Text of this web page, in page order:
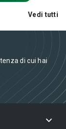
Vedi tutti
di cui hai